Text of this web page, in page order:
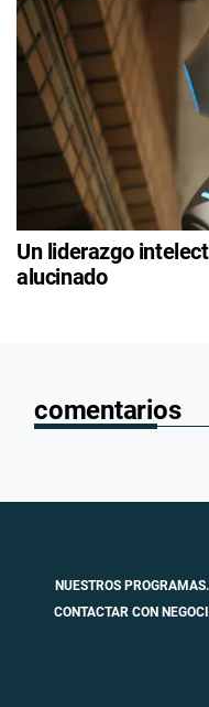
Un liderazgo
alucinado
comentarios
NUESTROS PROGRAMAS.
CONTACTAR CON